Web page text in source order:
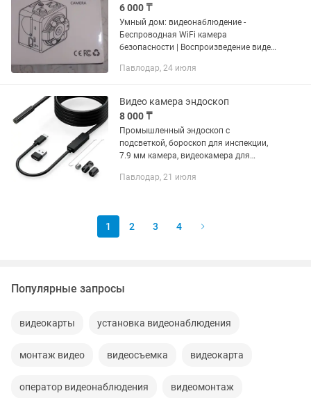
6 000 ₸
Умный дом: видеонаблюдение -
Беспроводная WiFi камера
безопасности | Воспроизведение видео
удаленный доступ через мобильный
аккумулятор, компактный...
Павлодар, 24 июля
Видео камера эндоскоп
8 000 ₸
Промышленный эндоскоп с
подсветкой, бороскоп для инспекции,
7.9 мм камера, видеокамера для
метра змеиная лента для
Павлодар, 21 июля
1 2 3 4
Популярные запросы
видеокарты установка видеонаблюдения
монтаж видео видеосъемка видеокарта
оператор видеонаблюдения видеомонтаж